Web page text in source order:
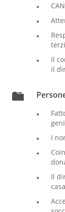
terzi
Il
il
I
Il